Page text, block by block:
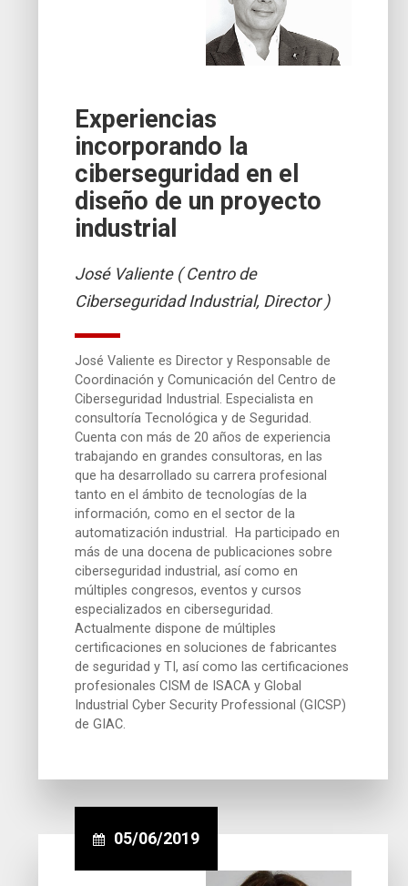
Experiencias
incorporando la
ciberseguridad en el
diseño de un proyecto
industrial
José Valiente ( Centro de
Ciberseguridad Industrial, Director )
José Valiente es Director y Responsable de
Coordinación y Comunicación del Centro de
Ciberseguridad Industrial. Especialista en
consultoría Tecnológica y de Seguridad.
Cuenta con más de 20 años de experiencia
trabajando en grandes consultoras, en las
que ha desarrollado su carrera profesional
tanto en el ámbito de tecnologías de la
información, como en el sector de la
automatización industrial. Ha participado en
más de una docena de publicaciones sobre
ciberseguridad industrial, así como en
múltiples congresos, eventos y cursos
especializados en ciberseguridad.
Actualmente dispone de múltiples
certificaciones en soluciones de fabricantes
de seguridad y TI, así como las certificaciones
profesionales CISM de ISACA y Global
Industrial Cyber Security Professional (GICSP)
de GIAC.
05/06/2019